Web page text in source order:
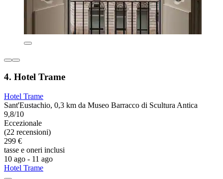
4. Hotel Trame
Hotel Trame
Sant'Eustachio, 0,3 km da Museo Barracco di Scultura Antica
9,8/10
Eccezionale
(22 recensioni)
299 €
tasse e oneri inclusi
10 ago - 11 ago
Hotel Trame